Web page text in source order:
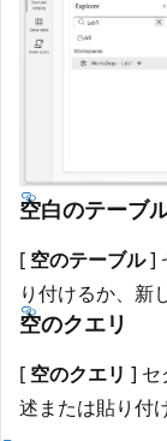
空白のテーブ
[ 空のテーブル]
り付けるか、新
空のクエリ
[ 空のクエリ ] セ
述または貼り付